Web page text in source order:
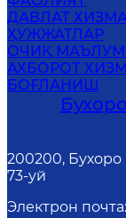
ДАВЛАТ
ҲУЖЖАТЛАР
ОЧИҚ
АХБОРОТ
БОҒЛАНИШ
200200, Бухоро
73-уй
Электрон почта: